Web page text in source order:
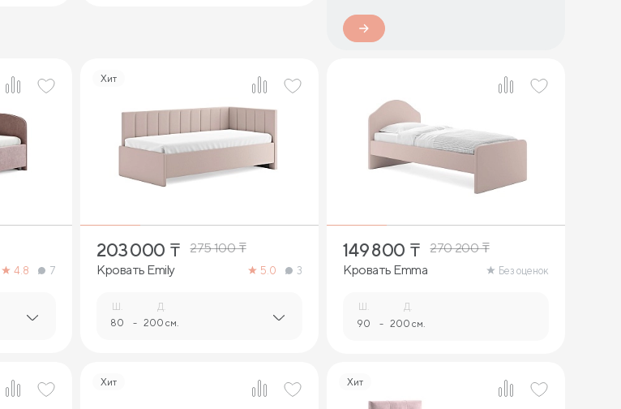
4.8 7
Хит
5
203 000 ₸ 275 100₸
Кровать Emily
5.0 3
Ш.
80 -
Д.
200 см.
5
149 800 ₸ 270 200₸
Кровать Emma
Без оценок
Ш.
90 -
Д.
200 см.
Хит Хит